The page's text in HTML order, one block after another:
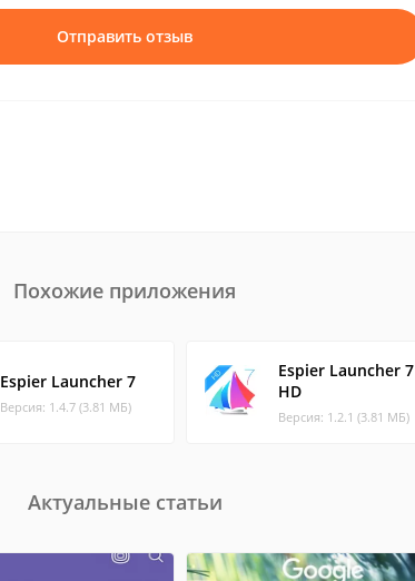
Отправить отзыв
Похожие приложения
Espier Launcher 7
Версия: 1.4.7 (3.81 МБ)
Espier Launcher 7
HD
Версия: 1.2.1 (3.81 МБ)
Актуальные статьи